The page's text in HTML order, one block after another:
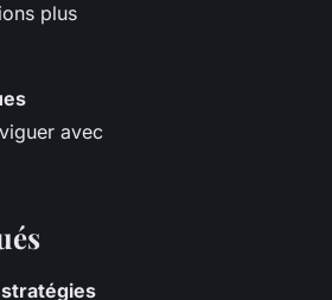
plus
avec
stratégies